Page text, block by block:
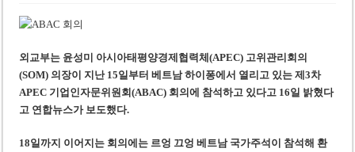
‘1,000억 달러 남북고속철 투자’ 호언장담 메콜로르 회장 체포
베트남 세무당국, 납세자 정보 공개 기준·절차 명확화
외교부는 윤성미 아시아태평양경제협력체(APEC) 고위관리회의
(SOM) 의장이 지난 15일부터 베트남 하이퐁에서 열리고 있는 제3차
APEC 기업인자문위원회(ABAC) 회의에 참석하고 있다고 16일 밝혔다
고 연합뉴스가 보도했다.
18일까지 이어지는 회의에는 르엉 끄엉 베트남 국가주석이 참석해 환